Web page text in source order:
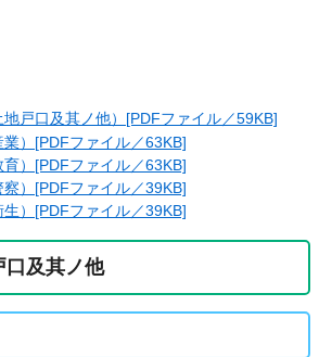
地戸口及其ノ他）[PDFファイル／59KB]
業）[PDFファイル／63KB]
育）[PDFファイル／63KB]
察）[PDFファイル／39KB]
生）[PDFファイル／39KB]
口及其ノ他